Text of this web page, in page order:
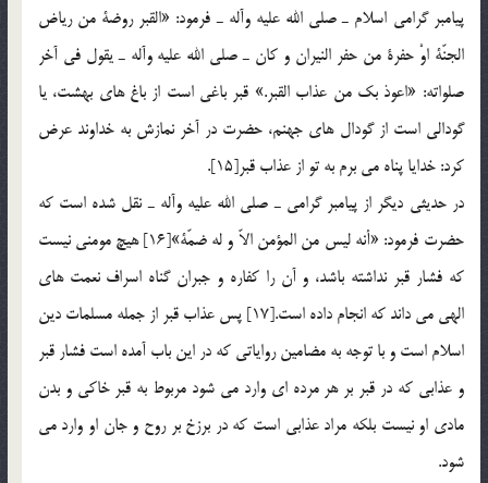
پيامبر گرامي اسلام ـ صلي الله عليه وآله ـ فرمود: «القبر روضة من رياض
الجنّة اوْ حفرة من حفر النيران و كان ـ صلي الله عليه وآله ـ يقول في آخر
صلواته: «اعوذ بك من عذاب القبر.» قبر باغي است از باغ هاي بهشت، يا
گودالي است از گودال هاي جهنم، حضرت در آخر نمازش به خداوند عرض
كرد: خدايا پناه مي برم به تو از عذاب قبر[15].
در حديثي ديگر از پيامبر گرامي ـ صلي الله عليه وآله ـ نقل شده است كه
حضرت فرمود: «أنه ليس من المؤمن الاّ و له ضمّة»[16] هيچ مومني نيست
كه فشار قبر نداشته باشد، و آن را كفاره و جبران گناه اسراف نعمت هاي
الهي مي داند كه انجام داده است.[17] پس عذاب قبر از جمله مسلمات دين
اسلام است و با توجه به مضامين رواياتي که در اين باب آمده است فشار قبر
و عذابي که در قبر بر هر مرده اي وارد مي شود مربوط به قبر خاکي و بدن
مادي او نيست بلکه مراد عذابي است که در برزخ بر روح و جان او وارد مي
شود.